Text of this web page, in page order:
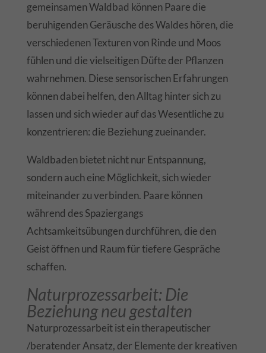
gemeinsamen Waldbad können Paare die
beruhigenden Geräusche des Waldes hören, die
verschiedenen Texturen von Rinde und Moos
fühlen und die vielseitigen Düfte der Pflanzen
wahrnehmen. Diese sensorischen Erfahrungen
können dabei helfen, den Alltag hinter sich zu
lassen und sich wieder auf das Wesentliche zu
konzentrieren: die Beziehung zueinander.
Waldbaden bietet nicht nur Entspannung,
sondern auch eine Möglichkeit, sich wieder
miteinander zu verbinden. Paare können
während des Spaziergangs
Achtsamkeitsübungen durchführen, die den
Geist öffnen und Raum für tiefere Gespräche
schaffen.
Naturprozessarbeit: Die
Beziehung neu gestalten
Naturprozessarbeit ist ein therapeutischer
/beratender Ansatz, der Elemente der kreativen